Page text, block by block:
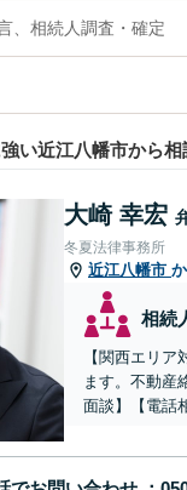
、相続人調査・確定
い近江八幡市から
大崎 幸宏
冬夏法律事務所
近江八幡市
相続
【関西エリ
ます。不動産
面談】【電話